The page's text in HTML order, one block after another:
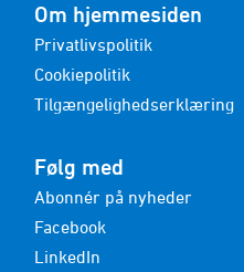
Om hjemmesiden
Privatlivspolitik
Cookiepolitik
Tilgængelighedserklæring
Følg med
Abonnér på nyheder
Facebook
LinkedIn